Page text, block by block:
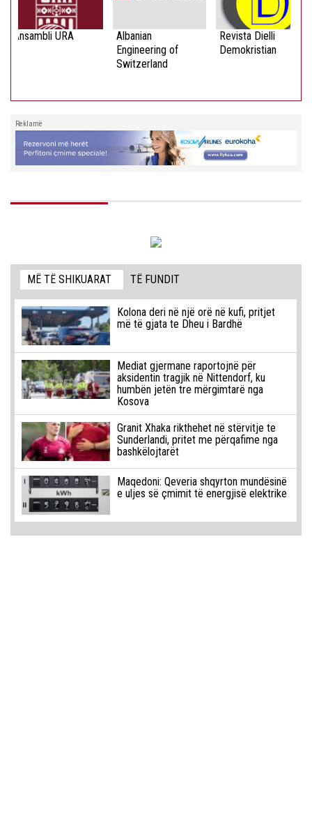
Ansambli URA
Albanian
Engineering of
Switzerland
Revista Dielli
Demokristian
Reklamë
MË TË SHIKUARAT TË FUNDIT
Kolona deri në një orë në kufi, pritjet
më të gjata te Dheu i Bardhë
Mediat gjermane raportojnë për
aksidentin tragjik në Nittendorf, ku
humbën jetën tre mërgimtarë nga
Kosova
Granit Xhaka rikthehet në stërvitje te
Sunderlandi, pritet me përqafime nga
bashkëlojtarët
Maqedoni: Qeveria shqyrton mundësinë
e uljes së çmimit të energjisë elektrike